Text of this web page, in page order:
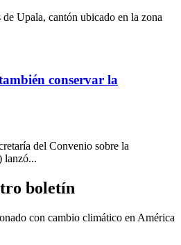
Upala, cantón ubicado en la zona
conservar la
del Convenio sobre la
lanzó...
boletín
con cambio climático en América